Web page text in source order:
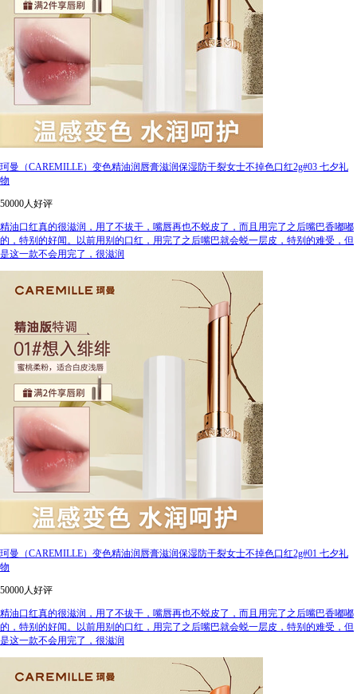
珂曼（CAREMILLE）变色精油润唇膏滋润保湿防干裂女士不掉色口红2g#03 七夕礼
物
50000人好评
精油口红真的很滋润，用了不拔干，嘴唇再也不蜕皮了，而且用完了之后嘴巴香嘟嘟
的，特别的好闻。以前用别的口红，用完了之后嘴巴就会蜕一层皮，特别的难受，但
是这一款不会用完了，很滋润
珂曼（CAREMILLE）变色精油润唇膏滋润保湿防干裂女士不掉色口红2g#01 七夕礼
物
50000人好评
精油口红真的很滋润，用了不拔干，嘴唇再也不蜕皮了，而且用完了之后嘴巴香嘟嘟
的，特别的好闻。以前用别的口红，用完了之后嘴巴就会蜕一层皮，特别的难受，但
是这一款不会用完了，很滋润